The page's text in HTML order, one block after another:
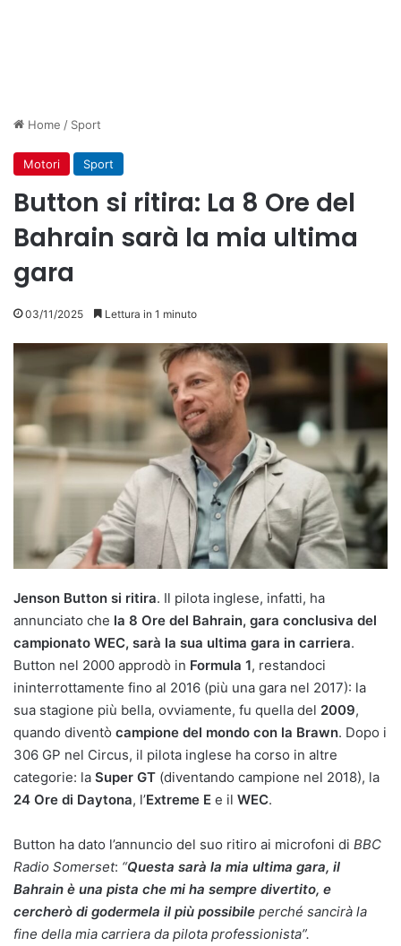
Home / Sport
Motori Sport
Button si ritira: La 8 Ore del
Bahrain sarà la mia ultima
gara
03/11/2025 Lettura in 1 minuto
Jenson Button si ritira. Il pilota inglese, infatti, ha
annunciato che la 8 Ore del Bahrain, gara conclusiva del
campionato WEC, sarà la sua ultima gara in carriera.
Button nel 2000 approdò in Formula 1, restandoci
ininterrottamente fino al 2016 (più una gara nel 2017): la
sua stagione più bella, ovviamente, fu quella del 2009,
quando diventò campione del mondo con la Brawn. Dopo i
306 GP nel Circus, il pilota inglese ha corso in altre
categorie: la Super GT (diventando campione nel 2018), la
24 Ore di Daytona, l’Extreme E e il WEC.
Button ha dato l’annuncio del suo ritiro ai microfoni di BBC
Radio Somerset: “Questa sarà la mia ultima gara, il
Bahrain è una pista che mi ha sempre divertito, e
cercherò di godermela il più possibile perché sancirà la
fine della mia carriera da pilota professionista”.